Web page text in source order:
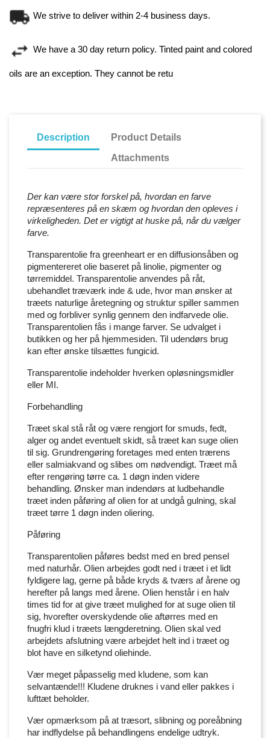
We strive to deliver within 2-4 business days.
We have a 30 day return policy. Tinted paint and colored
oils are an exception. They cannot be retu
Description
Product Details
Attachments
Der kan være stor forskel på, hvordan en farve
repræsenteres på en skæm og hvordan den opleves i
virkeligheden. Det er vigtigt at huske på, når du vælger
farve.
Transparentolie fra greenheart er en diffusionsåben og
pigmentereret olie baseret på linolie, pigmenter og
tørremiddel. Transparentolie anvendes på råt,
ubehandlet træværk inde & ude, hvor man ønsker at
træets naturlige åretegning og struktur spiller sammen
med og forbliver synlig gennem den indfarvede olie.
Transparentolien fås i mange farver. Se udvalget i
butikken og her på hjemmesiden. Til udendørs brug
kan efter ønske tilsættes fungicid.
Transparentolie indeholder hverken opløsningsmidler
eller MI.
Forbehandling
Træet skal stå råt og være rengjort for smuds, fedt,
alger og andet eventuelt skidt, så træet kan suge olien
til sig. Grundrengøring foretages med enten trærens
eller salmiakvand og slibes om nødvendigt. Træet må
efter rengøring tørre ca. 1 døgn inden videre
behandling. Ønsker man indendørs at ludbehandle
træet inden påføring af olien for at undgå gulning, skal
træet tørre 1 døgn inden oliering.
Påføring
Transparentolien påføres bedst med en bred pensel
med naturhår. Olien arbejdes godt ned i træet i et lidt
fyldigere lag, gerne på både kryds & tværs af årene og
herefter på langs med årene. Olien henstår i en halv
times tid for at give træet mulighed for at suge olien til
sig, hvorefter overskydende olie aftørres med en
fnugfri klud i træets længderetning. Olien skal ved
arbejdets afslutning være arbejdet helt ind i træet og
blot have en silketynd oliehinde.
Vær meget påpasselig med kludene, som kan
selvantænde!!! Kludene druknes i vand eller pakkes i
lufttæt beholder.
Vær opmærksom på at træsort, slibning og poreåbning
har indflydelse på behandlingens endelige udtryk.